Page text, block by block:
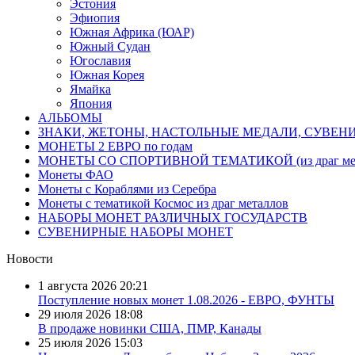
Эстония
Эфиопия
Южная Африка (ЮАР)
Южный Судан
Югославия
Южная Корея
Ямайка
Япония
АЛЬБОМЫ
ЗНАКИ, ЖЕТОНЫ, НАСТОЛЬНЫЕ МЕДАЛИ,
МОНЕТЫ 2 ЕВРО по годам
МОНЕТЫ СО СПОРТИВНОЙ ТЕМАТИКОЙ (из драг
Монеты ФАО
Монеты с Кораблями из Серебра
Монеты с тематикой Космос из драг металлов
НАБОРЫ МОНЕТ РАЗЛИЧНЫХ ГОСУДАРСТВ
СУВЕНИРНЫЕ НАБОРЫ МОНЕТ
Новости
1 августа 2026 20:21
Поступление новых монет 1.08.2026 - ЕВРО, ФУНТЫ
29 июля 2026 18:08
В продаже новинки США, ПМР, Канады
25 июля 2026 15:03